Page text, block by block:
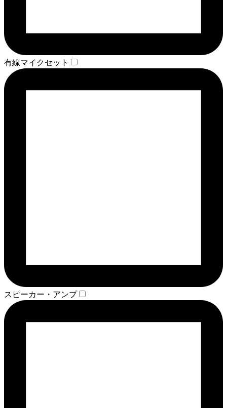
有線マイクセット
スピーカー・アンプ